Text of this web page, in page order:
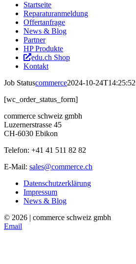
Startseite
Reparaturanmeldung
Offertanfrage
News & Blog
Partner
HP Produkte
edu.ch Shop
Kontakt
Job Statuscommerce2024-10-
[wc_order_status_form]
commerce schweiz gmbh
Luzernerstrasse 45
CH-6030 Ebikon
Telefon: +41 41 511 82 82
E-Mail: sales@commerce.ch
Datenschutzerklärung
Impressum
News & Blog
© 2026 | commerce schweiz gmbh
Email